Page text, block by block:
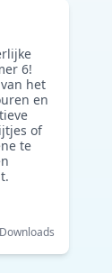
6!
het
en
of
te